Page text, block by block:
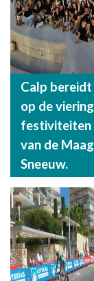
Calp
op de
festiviteiten
van de
Sneeuw.